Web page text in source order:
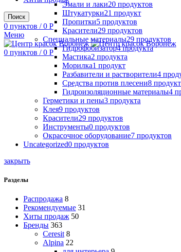
Поиск
0 пунктов / 0 Р
Меню
0 пунктов / 0 Р
Эмали и лаки20 продуктов
Штукатурки21 продукт
Пропитки5 продуктов
Красители29 продуктов
Специальные материалы29 продуктов
Гидрофобизатор4 продукта
Мастика2 продукта
Морилка1 продукт
Разбавители и растворители4
Средства против плесени8
Гидроизоляционные материалы4
Герметики и пены3 продукта
Клея9 продуктов
Красители29 продуктов
Инструменты0 продуктов
Окрасочное оборудование7 продуктов
Uncategorized0 продуктов
закрыть
Разделы
Распродажа 8
Рекомендуемые 31
Хиты продаж 50
Бренды 363
Ceresit 8
Alpina 22